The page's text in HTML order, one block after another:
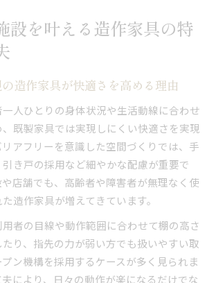
設を叶える造作家具の特
造作家具が快適さを高める理由
人ひとりの身体状況や生活動線に合わせ
既製家具では実現しにくい快適さを実現
アフリーを意識した空間づくりでは、手
き戸の採用など細やかな配慮が重要で
店舗でも、高齢者や障害者が無理なく使
造作家具が増えてきています。
者の目線や動作範囲に合わせて棚の高さ
り、指先の力が弱い方でも扱いやすい取
ン機構を採用するケースが多く見られま
により、日々の動作が楽になるだけでな